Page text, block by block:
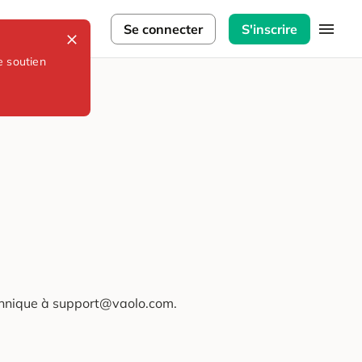
soutien
Se connecter S'inscrire
à support@vaolo.com.